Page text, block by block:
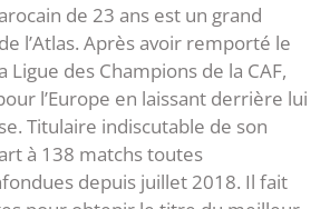
de 23 ans est un grand
l’Atlas. Après avoir remporté le
Ligue des Champions de la CAF,
l’Europe en laissant derrière lui
Titulaire indiscutable de son
à 138 matchs toutes
depuis juillet 2018. Il fait